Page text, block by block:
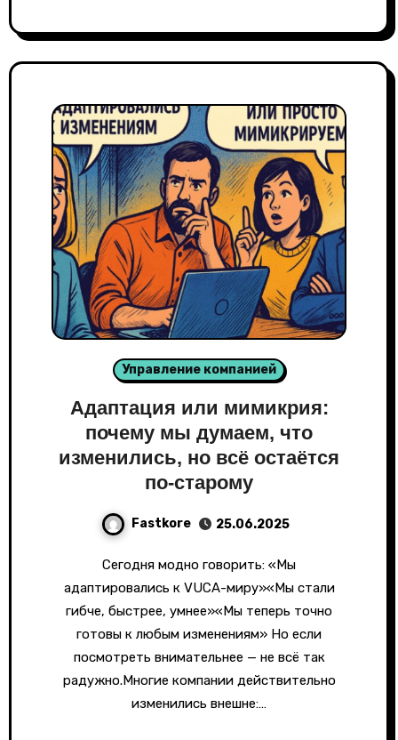
Управление компанией
Адаптация или мимикрия:
почему мы думаем, что
изменились, но всё остаётся
по-старому
Fastkore 25.06.2025
Сегодня модно говорить: «Мы
адаптировались к VUCA-миру»«Мы стали
гибче, быстрее, умнее»«Мы теперь точно
готовы к любым изменениям» Но если
посмотреть внимательнее — не всё так
радужно.Многие компании действительно
изменились внешне:…